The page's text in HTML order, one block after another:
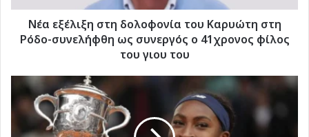
συνελήφθη
συνεργός
φίλος
του
γιου
Νέα εξέλιξη στη δολοφονία του Καρυώτη στη
Ρόδο-συνελήφθη ως συνεργός ο 41χρονος φίλος
του γιου του
Κόκο
Γκοφ:
Η
Αμερικανίδα